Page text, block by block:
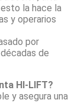
la hace la
y operarios
por
de
HI-LIFT?
y asegura una